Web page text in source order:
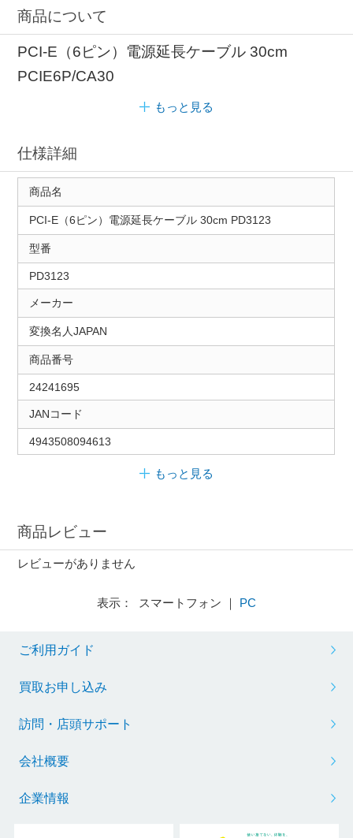
商品について
PCI-E（6ピン）電源延長ケーブル 30cm
PCIE6P/CA30
もっと見る
仕様詳細
商品名
PCI-E（6ピン）電源延長ケーブル 30cm PD3123
型番
PD3123
メーカー
変換名人JAPAN
商品番号
24241695
JANコード
4943508094613
もっと見る
商品レビュー
レビューがありません
表示： スマートフォン ｜ PC
ご利用ガイド
買取お申し込み
訪問・店頭サポート
会社概要
企業情報